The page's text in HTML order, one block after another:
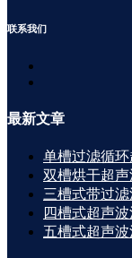
联系我们
最新文章
单槽过滤循
双槽烘干超
三槽式带过
四槽式超声
五槽式超声